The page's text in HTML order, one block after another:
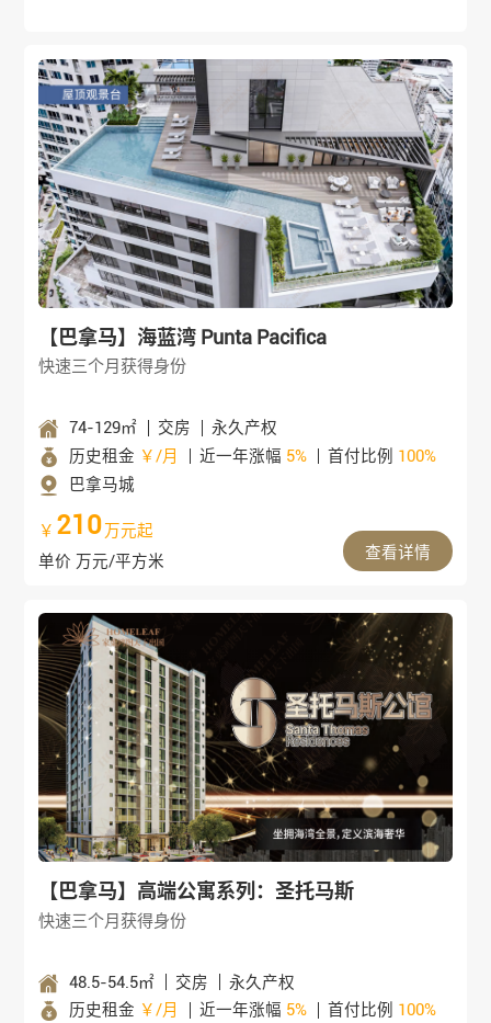
【巴拿马】海蓝湾 Punta Pacifica
快速三个月获得身份
74-129㎡ 交房
永久产权
历史租金 ￥/月 近一年涨幅 5% 首付比例 100%
巴拿马城
￥ 210万元起
单价 万元/平方米
查看详情
【巴拿马】高端公寓系列：圣托马斯
快速三个月获得身份
48.5-54.5㎡ 交房
永久产权
历史租金 ￥/月 近一年涨幅 5% 首付比例 100%